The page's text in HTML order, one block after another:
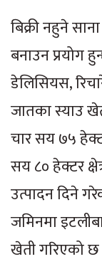
बिक्री नहुने
बनाउन प्रयोग
डेलिसियस,
जातका स्याउ
चार सय ७५
सय ८० हेक्टर
उत्पादन दिने
जमिनमा
खेती गरिएको छ